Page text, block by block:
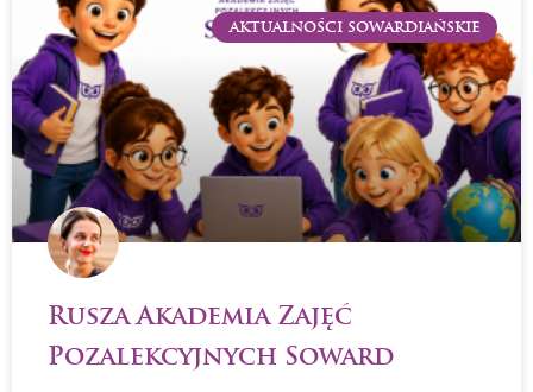
AKTUALNOŚCI SOWARDIAŃSKIE
Rusza Akademia Zajęć
Pozalekcyjnych Soward